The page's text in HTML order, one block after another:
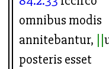
omnibus modis
annitebantur,
posteris esset